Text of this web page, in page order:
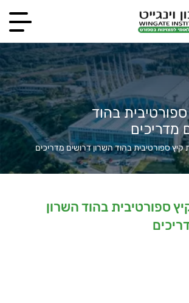
בהוד
מדריכים
קיץ ספורטיבית בהוד השרון דרושים מדריכים
ספורטיבית בהוד השרון